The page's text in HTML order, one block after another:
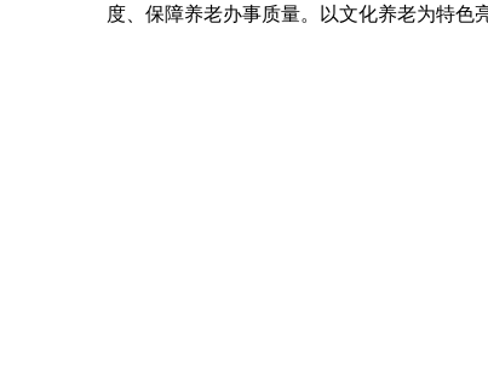
度、保障养老办事质量。以文化养老为特色